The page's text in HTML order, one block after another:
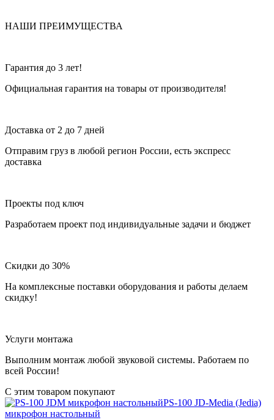
НАШИ ПРЕИМУЩЕСТВА
Гарантия до 3 лет!
Официальная гарантия на товары от производителя!
Доставка от 2 до 7 дней
Отправим груз в любой регион России, есть экспресс
доставка
Проекты под ключ
Разработаем проект под индивидуальные задачи и бюджет
Скидки до 30%
На комплексные поставки оборудования и работы делаем
скидку!
Услуги монтажа
Выполним монтаж любой звуковой системы. Работаем по
всей России!
С этим товаром покупают
PS-100 JD-Media (Jedia)
микрофон настольный